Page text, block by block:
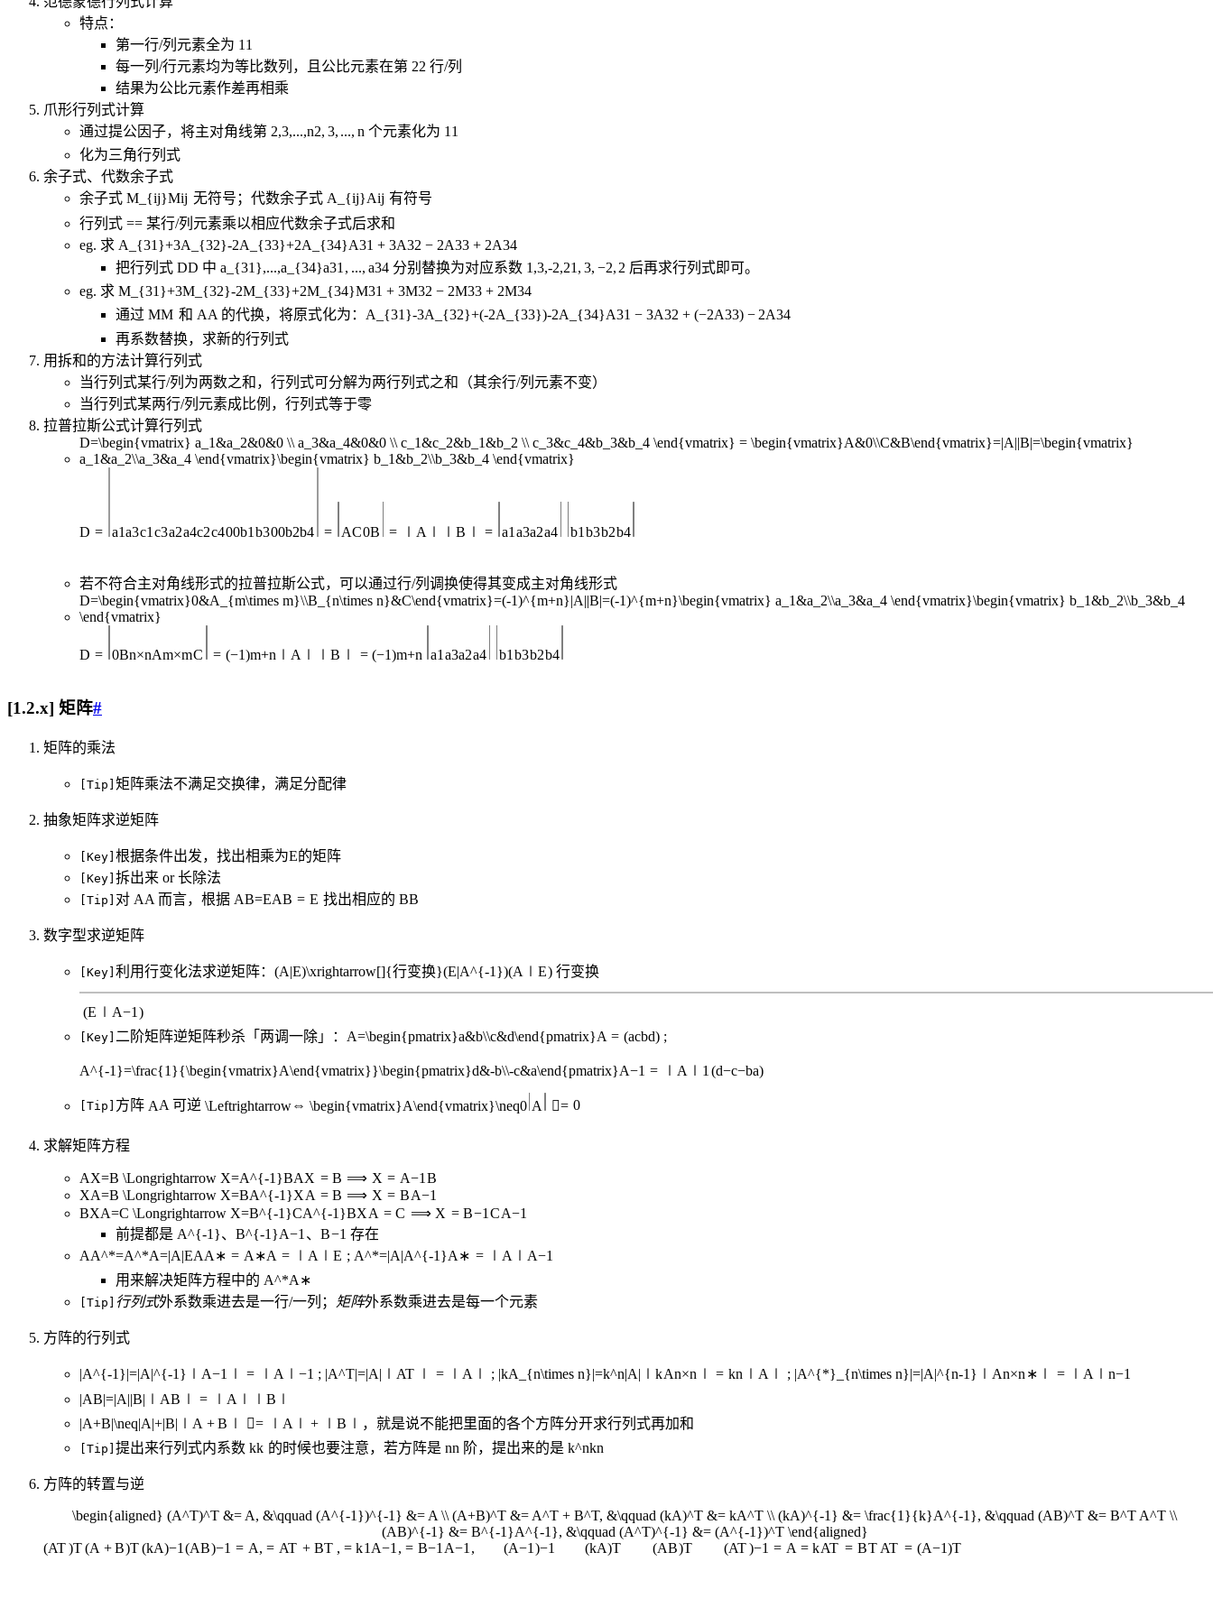
特点：
第一行/列元素全为 1 1
每一列/行元素均为等比数列，且公比元素在第 22 行/列
结果为公比元素作差再相乘
爪形行列式计算
通过提公因子，将主对角线第 2,3,...,n2, 3, ..., n 个元素化为 1 1
化为三角行列式
余子式、代数余子式
余子式 M_{ij}Mij 无符号；代数余子式 A_{ij}Aij 有符号
行列式 == 某行/列元素乘以相应代数余子式后求和
eg. 求 A_{31}+3A_{32}-2A_{33}+2A_{34}A31 + 3A32 − 2A33 + 2A34
把行列式 DD 中a_{31},...,a_{34}a31 , ..., a34 分别替换为对应系数 1,3,-2,21 , 3, −2, 2 后再求行列式即可。
eg. 求 M_{31}+3M_{32}-2M_{33}+2M_{34}M31 + 3M32 − 2M33 + 2M34
通过 MM 和 AA 的代换，将原式化为： A_{31}-3A_{32}+(-2A_{33})-2A_{34}A31 − 3A32 + (−2A33) − 2A34
再系数替换，求新的行列式
用拆和的方法计算行列式
当行列式某行/列为两数之和，行列式可分解为两行列式之和（其余行/列元素不变）
当行列式某两行/列元素成比例，行列式等于零
拉普拉斯公式计算行列式
D=\begin{vmatrix} a_1&a_2&0&0 \\ a_3&a_4&0&0 \\ c_1&c_2&b_1&b_2 \\ c_3&c_4&b_3&b_4 \end{vmatrix} = \begin{vmatrix}A&0\\C&B\end{vmatrix}=|A||B|=\begin{vmatrix}
a_1&a_2\\a_3&a_4 \end{vmatrix}\begin{vmatrix} b_1&b_2\\b_3&b_4 \end{vmatrix}
D = a1 a3c1 c3a2a4c2c400b1 b300b2b4 = AC0B = ∣ A ∣∣ B ∣ = a1 a3a2a4 b1 b3b2b4
若不符合主对角线形式的拉普拉斯公式，可以通过行/列调换使得其变成主对角线形式
D=\begin{vmatrix}0&A_{m\times m}\\B_{n\times n}&C\end{vmatrix}=(-1)^{m+n}|A||B|=(-1)^{m+n}\begin{vmatrix} a_1&a_2\\a_3&a_4 \end{vmatrix}\begin{vmatrix} b_1&b_2\\b_3&b_4
\end{vmatrix}
D = 0Bn×nAm×mC = (−1)m+n ∣ A ∣∣B ∣ = (−1)m+n a1 a3a2a4 b1 b3b2b4
[1.2.x] 矩阵#
矩阵的乘法
[Tip] 矩阵乘法不满足交换律，满足分配律
抽象矩阵求逆矩阵
[Key] 根据条件出发，找出相乘为E的矩阵
[Key] 拆出来 or 长除法
[Tip] 对 AA 而言，根据 AB=EAB = E 找出相应的 BB
数字型求逆矩阵
[Key] 利用行变化法求逆矩阵： (A|E)\xrightarrow[]{行变换}(E|A^{-1})(A ∣ E) 行变换
(E ∣ A−1 )
[Key] 二阶矩阵逆矩阵秒杀「两调一除」： A=\begin{pmatrix}a&b\\c&d\end{pmatrix}A = (acbd);
A^{-1}=\frac{1}{\begin{vmatrix}A\end{vmatrix}}\begin{pmatrix}d&-b\\-c&a\end{pmatrix}A−1 = ∣ A ∣ 1 (d−c−ba)
[Tip] 方阵 AA可逆 \Leftrightarrow⇔ \begin{vmatrix}A\end{vmatrix}\neq0 A = 0
求解矩阵方程
AX=B \Longrightarrow X=A^{-1}BAX = B ⟹ X = A−1 B
XA=B \Longrightarrow X=BA^{-1}XA = B ⟹ X = BA−1
BXA=C \Longrightarrow X=B^{-1}CA^{-1}BXA = C ⟹ X = B−1 CA−1
前提都是 A^{-1}、B^{-1}A−1 、 B−1 存在
AA^*=A^*A=|A|EAA ∗ = A ∗A = ∣ A ∣E ; A^*=|A|A^{-1}A ∗ = ∣ A ∣ A−1
用来解决矩阵方程中的 A^*A ∗
[Tip] 行列式外系数乘进去是一行/一列； 矩阵外系数乘进去是每一个元素
方阵的行列式
|A^{-1}|=|A|^{-1} ∣ A−1 ∣ = ∣ A ∣ −1 ; |A^T|=|A| ∣ AT ∣ = ∣ A ∣ ; |kA_{n\times n}|=k^n|A| ∣kAn×n ∣ = kn ∣ A ∣ ; |A^{*}_{n\times n}|=|A|^{n-1} ∣ An×n ∗ ∣ = ∣ A ∣n−1
|AB|=|A||B| ∣ AB ∣ = ∣ A ∣∣ B ∣
|A+B|\neq|A|+|B| ∣ A + B ∣ = ∣ A ∣ + ∣ B ∣ ，就是说不能把里面的各个方阵分开求行列式再加和
[Tip] 提出来行列式内系数 kk 的时候也要注意，若方阵是 nn 阶，提出来的是 k^nkn
方阵的转置与逆
\begin{aligned} (A^T)^T &= A, &\qquad (A^{-1})^{-1} &= A \\ (A+B)^T &= A^T + B^T, &\qquad (kA)^T &= kA^T \\ (kA)^{-1} &= \frac{1}{k}A^{-1}, &\qquad (AB)^T &= B^T A^T \\
(AB)^{-1} &= B^{-1}A^{-1}, &\qquad (A^T)^{-1} &= (A^{-1})^T \end{aligned}
(AT)T(A + B)T(kA)−1 (AB)−1 = A, = AT + BT , = k1 A−1 , = B−1 A−1 , (A−1 )−1 (kA)T (AB)T (AT)−1 = A = kAT = BT AT = (A−1)T